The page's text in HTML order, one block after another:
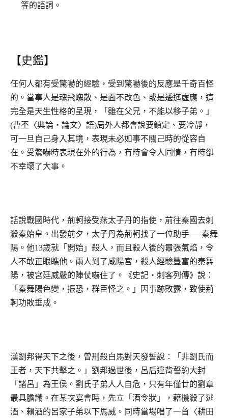
等的語詞。
【史鑑】
任何人都有受驚嚇的經驗，受到驚嚇後的反應是千奇百怪
的。當事人是魂飛魄散、是面不改色、或是逶迤虛應，這
完全是天生性格的呈現，「雖在父兄，不能以移子弟。」
(曹丕〈典論‧論文〉語)局外人都會說要鎮定、要冷靜，
可一旦自己身入其境，表現未必如事不關己時的從容自
在。受驚嚇時表現在外的行為，有時會令人同情，有時卻
不幸壞了大事。
話說戰國時代，荊軻接受燕太子丹的指使，前往秦國去刺
殺秦始皇。出發前夕，太子丹為荊軻找了一位助手—–秦舞
陽。他13歲就「開始」殺人，而且殺人後的囂張氣焰，令
人不敢正眼瞧他。兩人到了咸陽宮，殺人經驗豐富的秦舞
陽，被宮廷威嚴的陣仗嚇住了。《史記‧刺客列傳》說：
「秦舞陽色變，振恐，群臣怪之。」因事跡敗露，致使荊
軻功敗垂成。
漢劉邦得天下之後，曾刑殺白馬對天發誓說：「非劉氏而
王者，天下共擊之。」劉邦過世後，呂后違背誓約大封
「諸呂」為王侯。劉氏子弟人人自危，只有年僅廿的劉章
最具膽識。在某次宴會時，先立「酒令狀」，藉機殺了逃
酒、賴酒的呂家子弟以下馬威。同時當場唱了一首〈耕田